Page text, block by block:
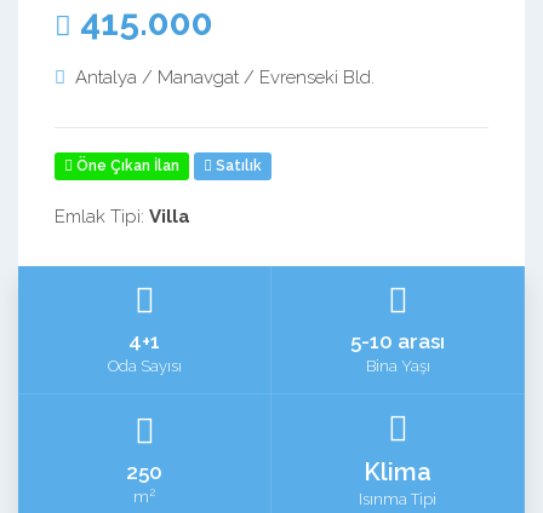
415.000
Antalya / Manavgat / Evrenseki Bld.
Öne Çıkan İlan Satılık
Emlak Tipi: Villa
4+1
Oda Sayısı
5-10 arası
Bina Yaşı
250
m2
Klima
Isınma Tipi